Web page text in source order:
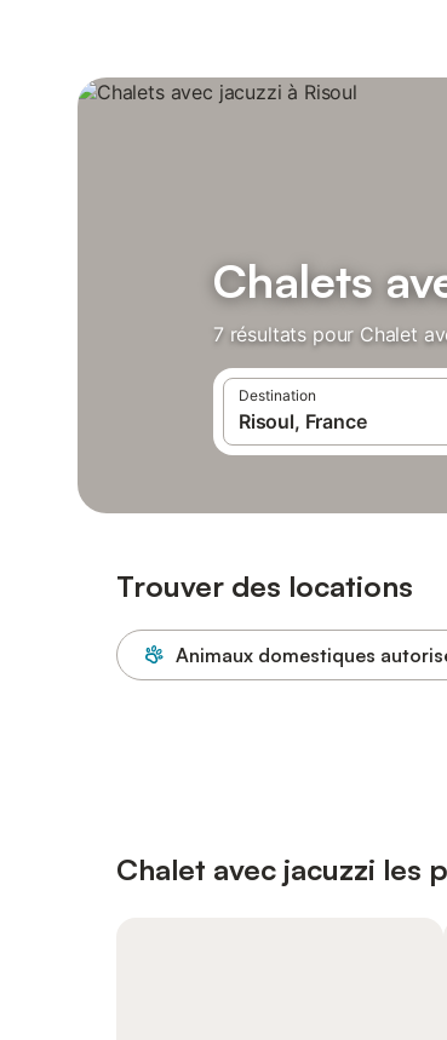
Chalets
7 résultats pour Chalet
Destination
Trouver des locations
Animaux domestiques
Chalet avec jacuzzi les